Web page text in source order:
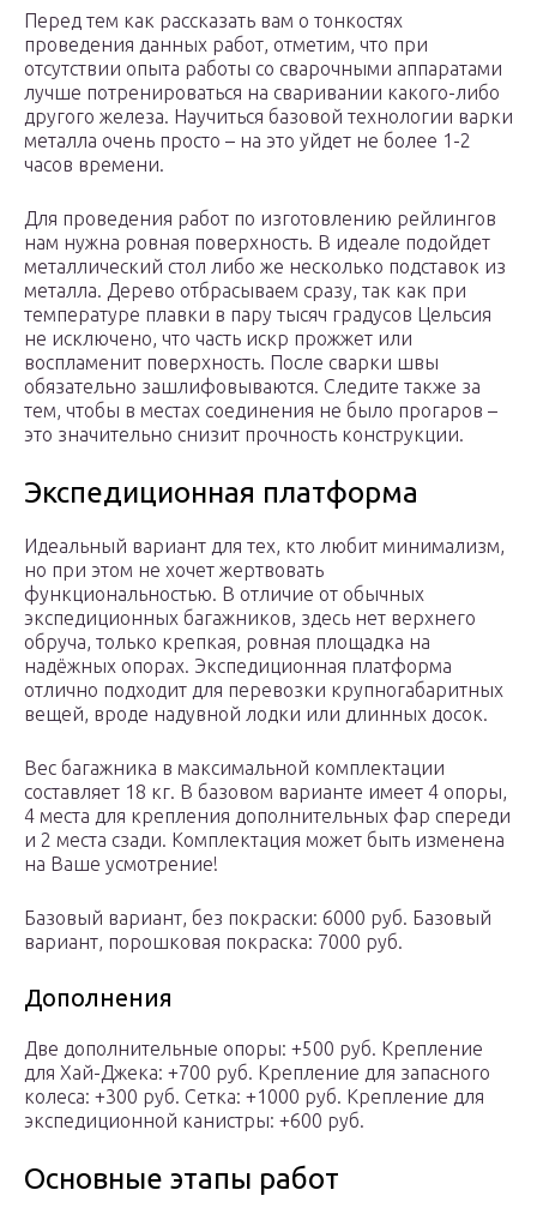
Перед тем как рассказать вам о тонкостях
проведения данных работ, отметим, что при
отсутствии опыта работы со сварочными аппаратами
лучше потренироваться на сваривании какого-либо
другого железа. Научиться базовой технологии варки
металла очень просто – на это уйдет не более 1-2
часов времени.
Для проведения работ по изготовлению рейлингов
нам нужна ровная поверхность. В идеале подойдет
металлический стол либо же несколько подставок из
металла. Дерево отбрасываем сразу, так как при
температуре плавки в пару тысяч градусов Цельсия
не исключено, что часть искр прожжет или
воспламенит поверхность. После сварки швы
обязательно зашлифовываются. Следите также за
тем, чтобы в местах соединения не было прогаров –
это значительно снизит прочность конструкции.
Экспедиционная платформа
Идеальный вариант для тех, кто любит минимализм,
но при этом не хочет жертвовать
функциональностью. В отличие от обычных
экспедиционных багажников, здесь нет верхнего
обруча, только крепкая, ровная площадка на
надёжных опорах. Экспедиционная платформа
отлично подходит для перевозки крупногабаритных
вещей, вроде надувной лодки или длинных досок.
Вес багажника в максимальной комплектации
составляет 18 кг. В базовом варианте имеет 4 опоры,
4 места для крепления дополнительных фар спереди
и 2 места сзади. Комплектация может быть изменена
на Ваше усмотрение!
Базовый вариант, без покраски: 6000 руб. Базовый
вариант, порошковая покраска: 7000 руб.
Дополнения
Две дополнительные опоры: +500 руб. Крепление
для Хай-Джека: +700 руб. Крепление для запасного
колеса: +300 руб. Сетка: +1000 руб. Крепление для
экспедиционной канистры: +600 руб.
Основные этапы работ